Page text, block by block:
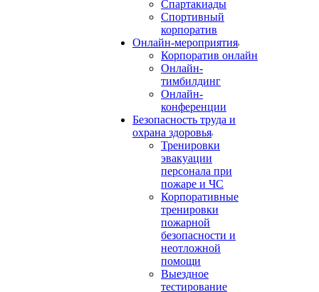
Спартакиады
Спортивный
корпоратив
Онлайн-мероприятия
Корпоратив онлайн
Онлайн-
тимбилдинг
Онлайн-
конференции
Безопасность труда и
охрана здоровья
Тренировки
эвакуации
персонала при
пожаре и ЧС
Корпоративные
тренировки
пожарной
безопасности и
неотложной
помощи
Выездное
тестирование